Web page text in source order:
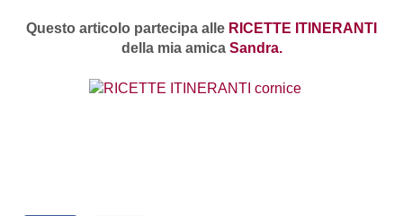
Questo articolo partecipa alle RICETTE ITINERANTI
della mia amica Sandra.